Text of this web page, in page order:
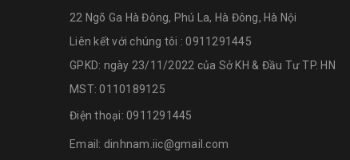
22 Ngõ Ga Hà Đông, Phú La, Hà Đông, Hà Nội
Liên kết với chúng tôi : 0911291445
GPKD: ngày 23/11/2022 của Sở KH & Đầu Tư TP. HN
MST: 0110189125
Điện thoại: 0911291445
Email: dinhnam.iic@gmail.com